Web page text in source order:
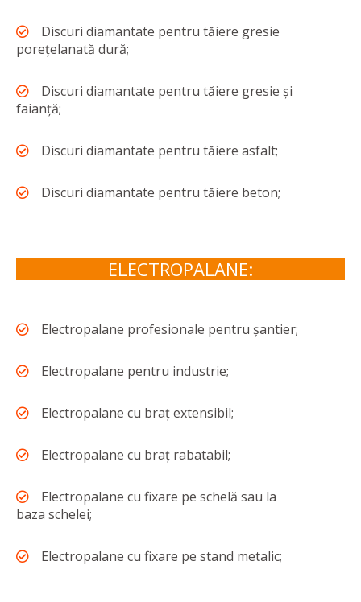
Discuri diamantate pentru tăiere gresie
porețelanată dură;
Discuri diamantate pentru tăiere gresie și
faianță;
Discuri diamantate pentru tăiere asfalt;
Discuri diamantate pentru tăiere beton;
ELECTROPALANE:
Electropalane profesionale pentru șantier;
Electropalane pentru industrie;
Electropalane cu braț extensibil;
Electropalane cu braț rabatabil;
Electropalane cu fixare pe schelă sau la
baza schelei;
Electropalane cu fixare pe stand metalic;